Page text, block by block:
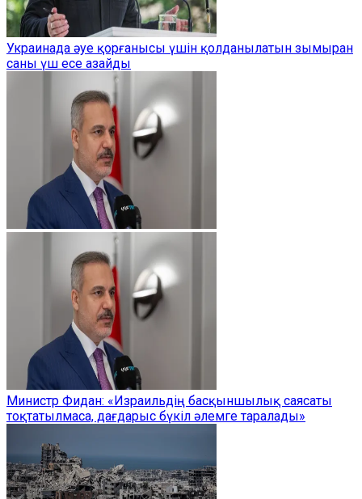
Украинада әуе қорғанысы үшін қолданылатын зымыран
саны үш есе азайды
Министр Фидан: «Израильдің басқыншылық саясаты
тоқтатылмаса, дағдарыс бүкіл әлемге таралады»